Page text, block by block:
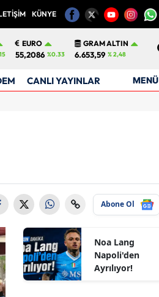
KÜNYE
EURO
55,2086 %0.33
GRAM ALTIN
6.653,59 % 2,48
CANLI YAYINLAR MENÜ
Abone Ol
Noa Lang
Napoli'den
Ayrılıyor!